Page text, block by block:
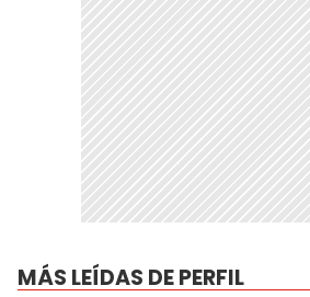
MÁS LEÍDAS DE PERFIL